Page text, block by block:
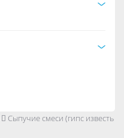
Сыпучие смеси (гипс известь